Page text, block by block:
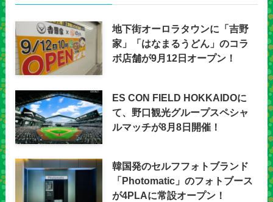
地下街オーロラタウンに「吉野
家」「はなまるうどん」のコラ
ボ店舗が9月12日オープン！
ES CON FIELD HOKKAIDOに
て、野口観光グループスペシャ
ルマッチが8月8日開催！
韓国発のセルフフォトブランド
「Photomatic」のフォトブース
が4PLAに常設オープン！